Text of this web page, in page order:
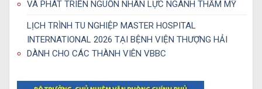
VÀ PHÁT TRIỂN NGUỒN NHÂN LỰC NGÀNH THẨM MỸ
LỊCH TRÌNH TU NGHIỆP MASTER HOSPITAL
INTERNATIONAL 2026 TẠI BỆNH VIỆN THƯỢNG HẢI
DÀNH CHO CÁC THÀNH VIÊN VBBC